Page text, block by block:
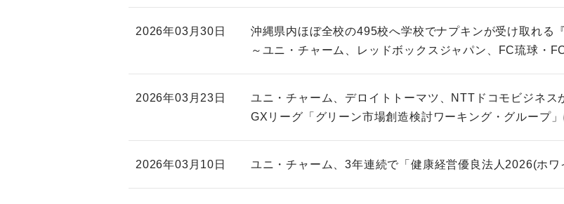
2026年03月30日
沖縄県内ほぼ全校の495校へ学校でナプキンが受け取れる
～ユニ・チャーム、レッドボックスジャパン、FC琉球・
2026年03月23日
ユニ・チャーム、デロイトトーマツ、NTTドコモビジネス
GXリーグ「グリーン市場創造検討ワーキング・グループ
2026年03月10日 ユニ・チャーム、3年連続で「健康経営優良法人2026(ホワ